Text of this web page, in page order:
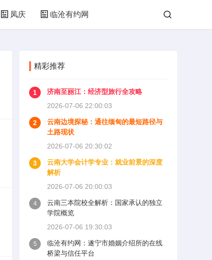
凤庆 临沧有约网
精彩推荐
1
济南至丽江：经济型旅行全攻略
2026-07-06 22:00:03
2
云南边境探秘：通往缅甸的最短路径与
土路现状
2026-07-06 20:30:02
3
云南大学会计学专业：就业前景的深度
解析
2026-07-06 20:00:03
4
云南三本院校全解析：国家承认的独立
学院概览
2026-07-06 19:30:03
5
临沧有约网：遂宁市婚姻介绍所的在线
桥梁与信任平台